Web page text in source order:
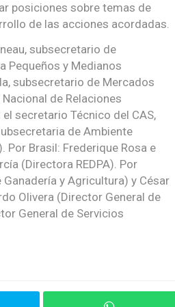
posiciones sobre temas de
de las acciones acordadas.
subsecretario de
Pequeños y Medianos
subsecretario de Mercados
de Relaciones
secretario Técnico del CAS,
de Ambiente
Por Brasil: Frederique Rosa e
(Directora REDPA). Por
y Agricultura) y César
Olivera (Director General de
General de Servicios